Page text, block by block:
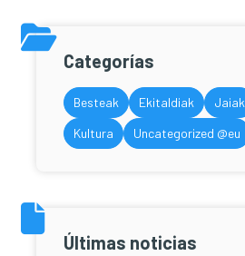
Categorías
Besteak Ekitaldiak Jaiak
Kultura
Uncategorized @eu
Últimas noticias